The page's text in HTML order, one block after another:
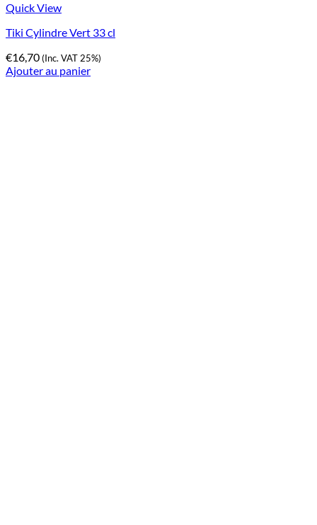
Quick View
Tiki Cylindre Vert 33 cl
€16,70(Inc. VAT 25%)
Ajouter au panier